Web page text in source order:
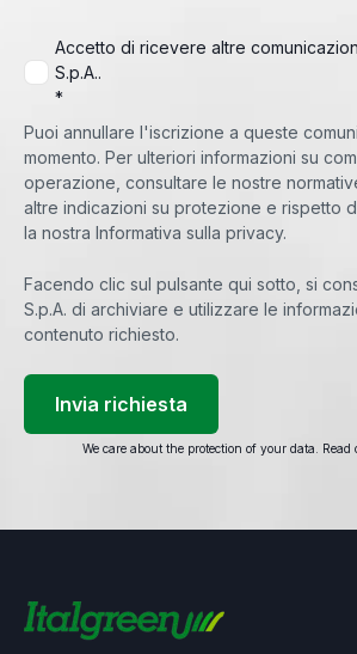
Accetto di ricevere altre
S.p.A..
*
Puoi annullare l'iscrizione a queste
momento. Per ulteriori informazioni su
operazione, consultare le nostre
altre indicazioni su protezione e rispetto
la nostra Informativa sulla privacy.
Facendo clic sul pulsante qui sotto, si
S.p.A. di archiviare e utilizzare le
contenuto richiesto.
We care about the protection of your data. Read